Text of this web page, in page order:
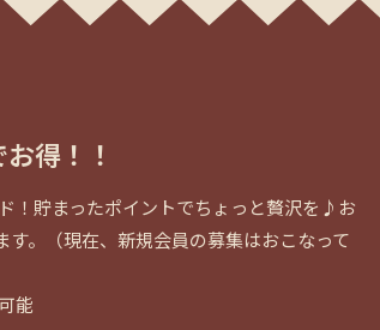
得！！
！貯まったポイントでちょっと贅沢を♪お
。（現在、新規会員の募集はおこなって
能